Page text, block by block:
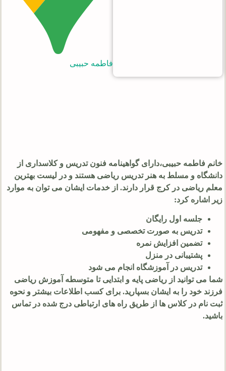
فاطمه حبیبی
خانم فاطمه حبیبی،دارای گواهینامه فنون تدریس و کلاسداری از
دانشگاه و مسلط به هنر تدریس ریاضی هستند و در لیست بهترین
معلم ریاضی در کرج قرار دارند. از خدمات ایشان می توان به موارد
زیر اشاره کرد:
جلسه اول رایگان
تدریس به صورت تخصصی و مفهومی
تضمین افزایش نمره
پشتیبانی در منزل
تدریس در آموزشگاه انجام می شود
شما می توانید از ریاضی پایه و ابتدایی تا متوسطه آموزش ریاضی
فرزند خود را به ایشان بسپارید. برای کسب اطلاعات بیشتر و نحوه
ثبت نام در کلاس ها از طریق راه های ارتباطی درج شده در تماس
باشید.